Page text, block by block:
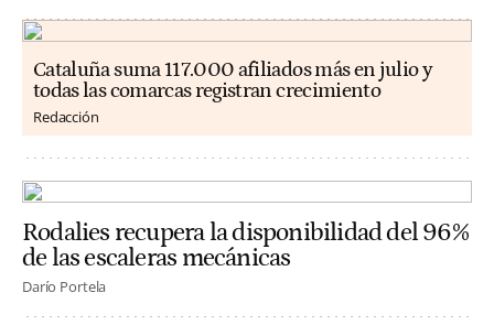
Cataluña suma 117.000 afiliados más en julio y
todas las comarcas registran crecimiento
Redacción
Rodalies recupera la disponibilidad del 96%
de las escaleras mecánicas
Darío Portela